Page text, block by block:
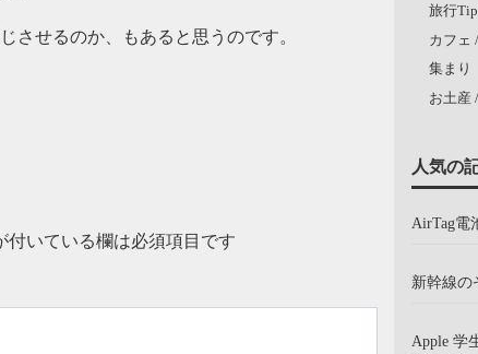
させるのか、もあると思うのです。
付いている欄は必須項目です
旅行
カフェ
集まり
お土産
人気の
AirTag電
新幹線の
Apple 学